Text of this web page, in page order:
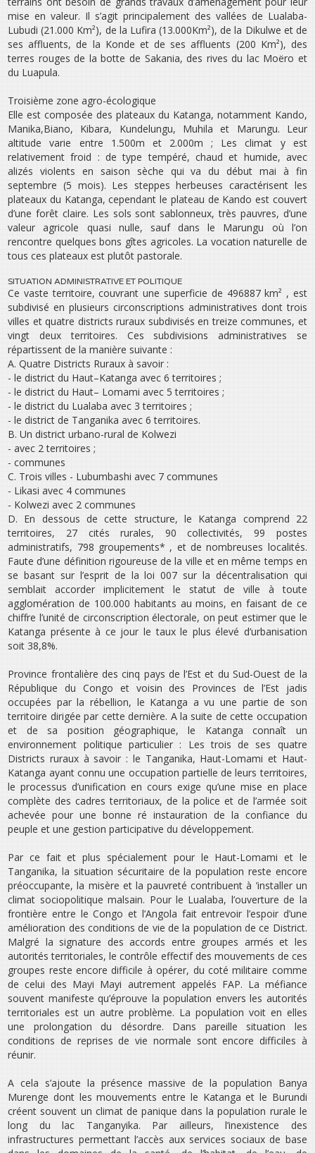
mise en valeur. Il s’agit principalement des vallées de Lualaba-
Lubudi (21.000 Km²), de la Lufira (13.000Km²), de la Dikulwe et de
ses affluents, de la Konde et de ses affluents (200 Km²), des
terres rouges de la botte de Sakania, des rives du lac Moëro et
du Luapula.
Troisième zone agro-écologique
Elle est composée des plateaux du Katanga, notamment Kando,
Manika,Biano, Kibara, Kundelungu, Muhila et Marungu. Leur
altitude varie entre 1.500m et 2.000m ; Les climat y est
relativement froid : de type tempéré, chaud et humide, avec
alizés violents en saison sèche qui va du début mai à fin
septembre (5 mois). Les steppes herbeuses caractérisent les
plateaux du Katanga, cependant le plateau de Kando est couvert
d’une forêt claire. Les sols sont sablonneux, très pauvres, d’une
valeur agricole quasi nulle, sauf dans le Marungu où l’on
rencontre quelques bons gîtes agricoles. La vocation naturelle de
tous ces plateaux est plutôt pastorale.
SITUATION ADMINISTRATIVE ET POLITIQUE
Ce vaste territoire, couvrant une superficie de 496887 km² , est
subdivisé en plusieurs circonscriptions administratives dont trois
villes et quatre districts ruraux subdivisés en treize communes, et
vingt deux territoires. Ces subdivisions administratives se
répartissent de la manière suivante :
A. Quatre Districts Ruraux à savoir :
- le district du Haut–Katanga avec 6 territoires ;
- le district du Haut– Lomami avec 5 territoires ;
- le district du Lualaba avec 3 territoires ;
- le district de Tanganika avec 6 territoires.
B. Un district urbano-rural de Kolwezi
- avec 2 territoires ;
- communes
C. Trois villes - Lubumbashi avec 7 communes
- Likasi avec 4 communes
- Kolwezi avec 2 communes
D. En dessous de cette structure, le Katanga comprend 22
territoires, 27 cités rurales, 90 collectivités, 99 postes
administratifs, 798 groupements* , et de nombreuses localités.
Faute d’une définition rigoureuse de la ville et en même temps en
se basant sur l’esprit de la loi 007 sur la décentralisation qui
semblait accorder implicitement le statut de ville à toute
agglomération de 100.000 habitants au moins, en faisant de ce
chiffre l’unité de circonscription électorale, on peut estimer que le
Katanga présente à ce jour le taux le plus élevé d’urbanisation
soit 38,8%.
Province frontalière des cinq pays de l’Est et du Sud-Ouest de la
République du Congo et voisin des Provinces de l’Est jadis
occupées par la rébellion, le Katanga a vu une partie de son
territoire dirigée par cette dernière. A la suite de cette occupation
et de sa position géographique, le Katanga connaît un
environnement politique particulier : Les trois de ses quatre
Districts ruraux à savoir : le Tanganika, Haut-Lomami et Haut-
Katanga ayant connu une occupation partielle de leurs territoires,
le processus d’unification en cours exige qu’une mise en place
complète des cadres territoriaux, de la police et de l’armée soit
achevée pour une bonne ré instauration de la confiance du
peuple et une gestion participative du développement.
Par ce fait et plus spécialement pour le Haut-Lomami et le
Tanganika, la situation sécuritaire de la population reste encore
préoccupante, la misère et la pauvreté contribuent à ’installer un
climat sociopolitique malsain. Pour le Lualaba, l’ouverture de la
frontière entre le Congo et l’Angola fait entrevoir l’espoir d’une
amélioration des conditions de vie de la population de ce District.
Malgré la signature des accords entre groupes armés et les
autorités territoriales, le contrôle effectif des mouvements de ces
groupes reste encore difficile à opérer, du coté militaire comme
de celui des Mayi Mayi autrement appelés FAP. La méfiance
souvent manifeste qu’éprouve la population envers les autorités
territoriales est un autre problème. La population voit en elles
une prolongation du désordre. Dans pareille situation les
conditions de reprises de vie normale sont encore difficiles à
réunir.
A cela s’ajoute la présence massive de la population Banya
Murenge dont les mouvements entre le Katanga et le Burundi
créent souvent un climat de panique dans la population rurale le
long du lac Tanganyika. Par ailleurs, l’inexistence des
infrastructures permettant l’accès aux services sociaux de base